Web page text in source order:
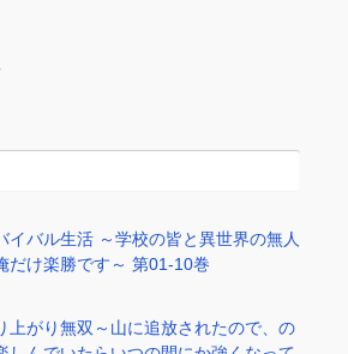
イバル生活 ～学校の皆と異世界の無人
だけ楽勝です～ 第01-10巻
上がり無双～山に追放されたので、の